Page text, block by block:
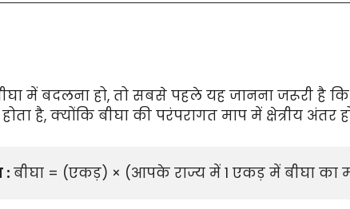
में बदलना हो, तो सबसे पहले यह जानना जरूरी है
है, क्योंकि बीघा की परंपरागत माप में क्षेत्रीय अंतर
: बीघा = (एकड़) × (आपके राज्य में 1 एकड़ में बीघा का